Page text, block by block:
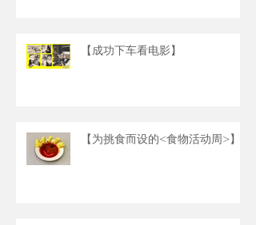
【成功下车看电影】
【为挑食而设的<食物活动周>】